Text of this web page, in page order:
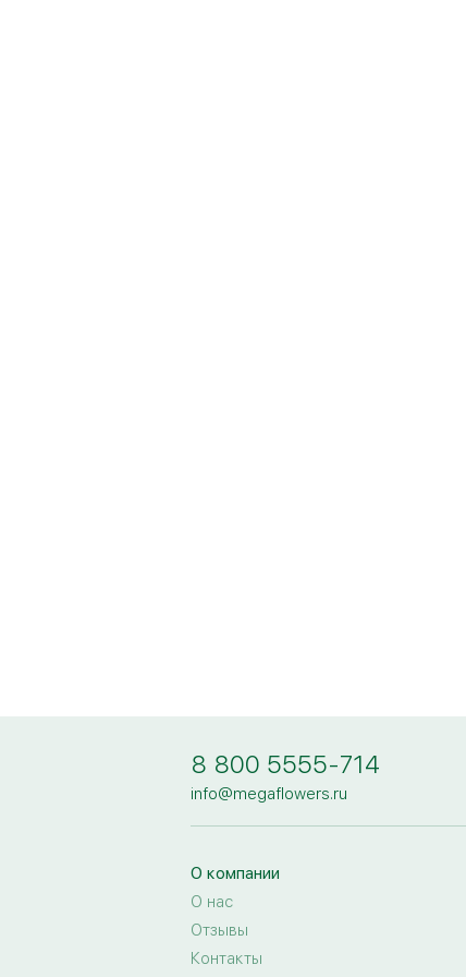
8 800 5555-714
info@megaflowers.ru
О компании
О нас
Отзывы
Контакты